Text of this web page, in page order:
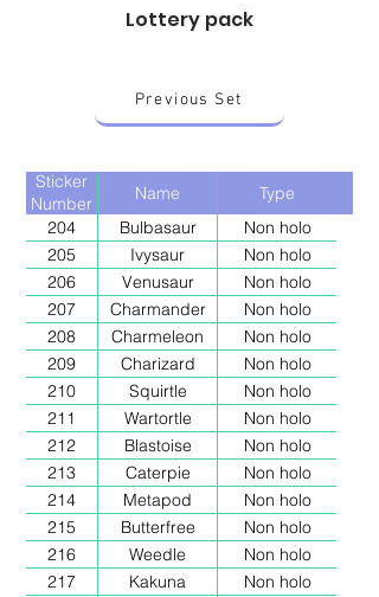
Lottery pack
Previous Set
Sticker
Number
Name
Type
204
Bulbasaur
Non holo
205
Ivysaur
Non holo
206
Venusaur
Non holo
207
Charmander
Non holo
208
Charmeleon
Non holo
209
Charizard
Non holo
210
Squirtle
Non holo
211
Wartortle
Non holo
212
Blastoise
Non holo
213
Caterpie
Non holo
214
Metapod
Non holo
215
Butterfree
Non holo
216
Weedle
Non holo
217
Kakuna
Non holo